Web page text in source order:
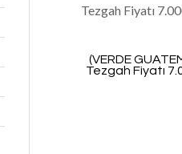
(VERDE
Tezgah Fiyatı